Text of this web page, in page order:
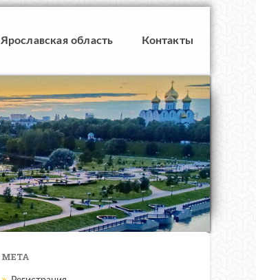
Ярославская область Контакты
МЕТА